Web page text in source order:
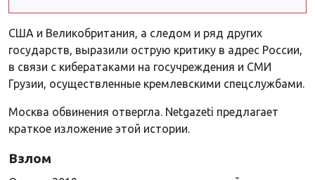
США и Великобритания, а следом и ряд других
государств, выразили острую критику в адрес России,
в связи с кибератаками на госучреждения и СМИ
Грузии, осуществленные кремлевскими спецслужбами.
Москва обвинения отвергла. Netgazeti предлагает
краткое изложение этой истории.
Взлом